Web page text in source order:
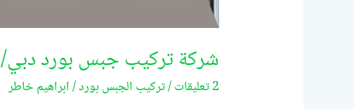
شركة تركيب جبس بورد دبي/0524099522
2 تعليقات /تركيب الجبس بورد/ابراهيم خاطر